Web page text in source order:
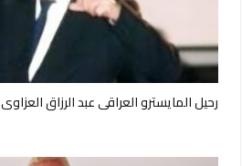
رحيل المايسترو العراقي عبد الرزاق العزاوي